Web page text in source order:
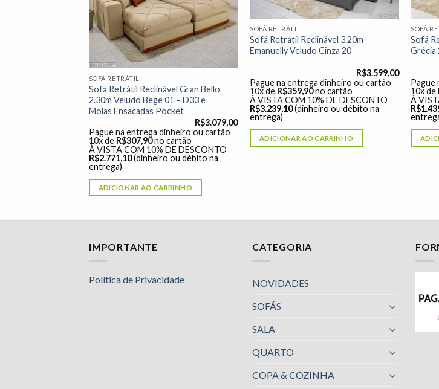
SOFÁ RETRÁTIL
Sofá Retrátil Reclinável Gran Bello
2.30m Veludo Bege 01 – D33 e
Molas Ensacadas Pocket
R$3.079,00
Pague na entrega dinheiro ou cartão
10x de R$307,90no cartão
À VISTA COM 10% DE DESCONTO
R$2.771,10(dinheiro ou débito na
entrega)
ADICIONAR AO CARRINHO
SOFÁ RETRÁTIL
Sofá Retrátil Reclinável 3.20m
Emanuelly Veludo Cinza 20
R$3.599,00
Pague na entrega dinheiro ou cartão
10x de R$359,90no cartão
À VISTA COM 10% DE DESCONTO
R$3.239,10(dinheiro ou débito na
entrega)
ADICIONAR AO CARRINHO
SOFÁ
Sofá
Grécia
Pague
10x de
À
R$
IMPORTANTE
Política de Privacidade
CATEGORIA
NOVIDADES
SOFÁS
SALA
QUARTO
COPA & COZINHA
para responder às suas perguntas. Pergunte-